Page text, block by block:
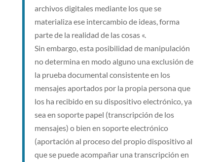
archivos digitales mediante los que se
materializa ese intercambio de ideas, forma
parte de la realidad de las cosas «.
Sin embargo, esta posibilidad de manipulación
no determina en modo alguno una exclusión de
la prueba documental consistente en los
mensajes aportados por la propia persona que
los ha recibido en su dispositivo electrónico, ya
sea en soporte papel (transcripción de los
mensajes) o bien en soporte electrónico
(aportación al proceso del propio dispositivo al
que se puede acompañar una transcripción en